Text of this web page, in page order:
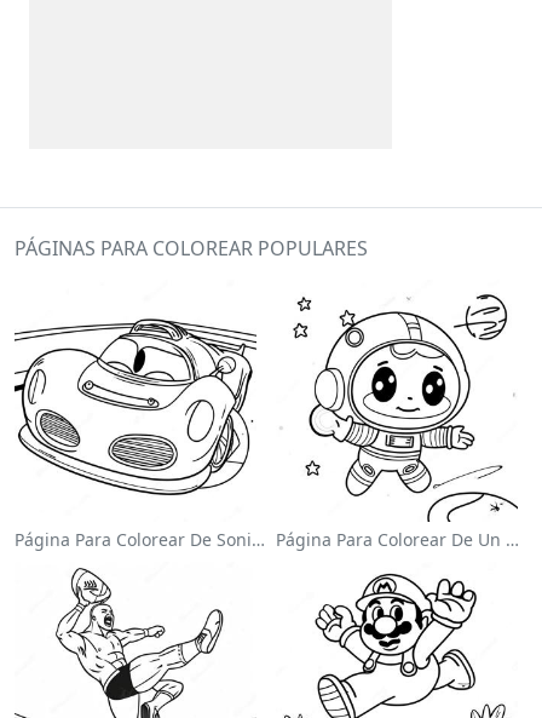
PÁGINAS PARA COLOREAR POPULARES
Página Para Colorear De Sonic El Velocista Página Para Colorear De Un Astronauta Lindo Flotando En El Espacio